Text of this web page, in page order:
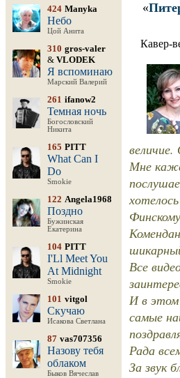
424 Manyka
Небо
Цой Анита
310 gros-valer
& VLODEK
Я вспоминаю
Марский Валерий
261 ifanow2
Темная ночь
Богословский
Никита
165 PITT
What Can I
Do
Smokie
122 Angela1968
Поздно
Бужинская
Екатерина
104 PITT
I'Ll Meet You
At Midnight
Smokie
101 vitgol
Скучаю
Исакова Светлана
87 vas707356
Назову тебя
облаком
Быков Вячеслав
«
Кавер-
Мне
Все
И в этом
самые
Рада
За звук